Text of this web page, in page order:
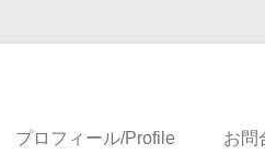
プロフィール/Profile お問